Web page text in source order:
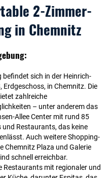
2-Zimmer-
in Chemnitz
befindet sich in der Heinrich-
Erdgeschoss, in Chemnitz. Die
zahlreiche
– unter anderem das
Allee Center mit rund 85
und Restaurants, das keine
Auch weitere Shopping-
Chemnitz Plaza und Galerie
schnell erreichbar.
Restaurants mit regionaler und